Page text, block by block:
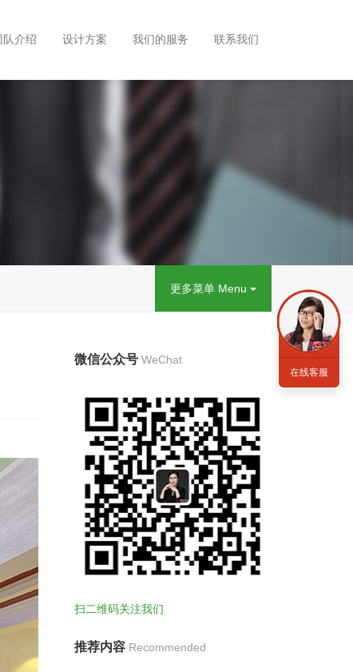
队介绍 设计方案 我们的服务 联系我们
更多菜单 Menu
微信公众号 WeChat
扫二维码关注我们
推荐内容 Recommended
在线客服